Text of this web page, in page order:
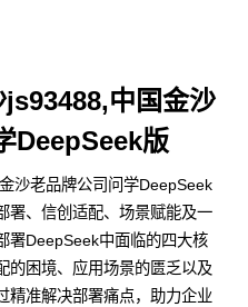
中国金沙
DeepSeek版
沙老品牌公司问学DeepSeek
、信创适配、场景赋能及一
署DeepSeek中面临的四大核
的困境、应用场景的匮乏以及
精准解决部署痛点，助力企业